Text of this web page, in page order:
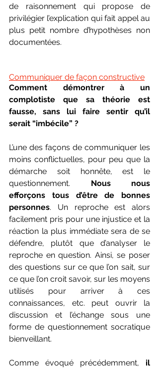
de raisonnement qui propose de
privilégier l’explication qui fait appel au
plus petit nombre d’hypothèses non
documentées.
Communiquer de façon constructive
Comment démontrer à un
complotiste que sa théorie est
fausse, sans lui faire sentir qu’il
serait “imbécile” ?
L’une des façons de communiquer les
moins conflictuelles, pour peu que la
démarche soit honnête, est le
questionnement. Nous nous
efforçons tous d’être de bonnes
personnes. Un reproche est alors
facilement pris pour une injustice et la
réaction la plus immédiate sera de se
défendre, plutôt que d’analyser le
reproche en question. Ainsi, se poser
des questions sur ce que l’on sait, sur
ce que l’on croit savoir, sur les moyens
utilisés pour arriver à ces
connaissances, etc. peut ouvrir la
discussion et l’échange sous une
forme de questionnement socratique
bienveillant.
Comme évoqué précédemment, il